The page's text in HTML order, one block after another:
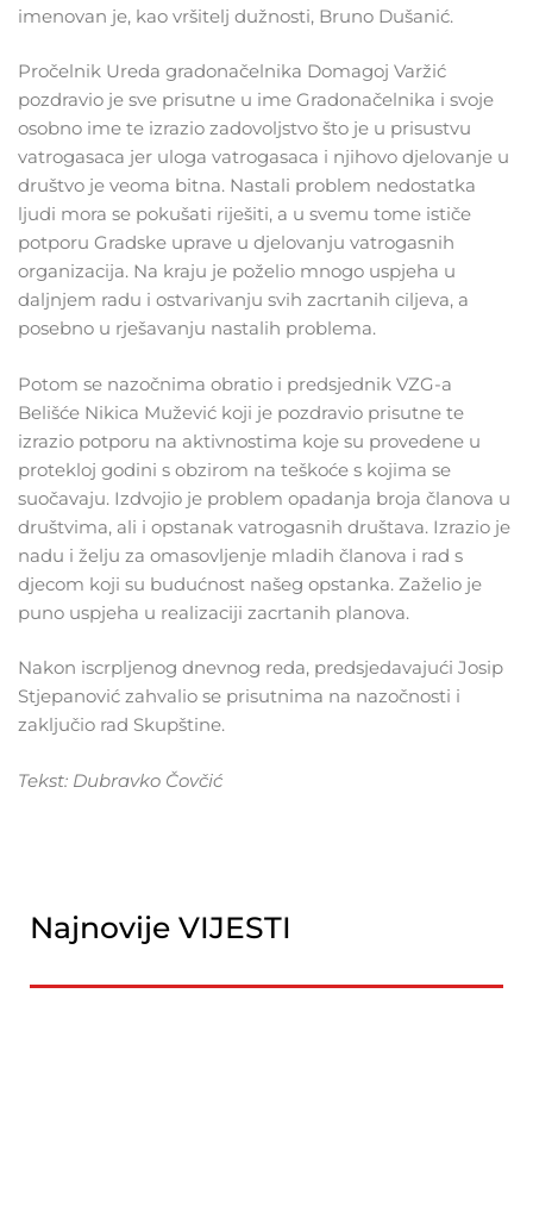
imenovan je, kao vršitelj dužnosti, Bruno Dušanić.
Pročelnik Ureda gradonačelnika Domagoj Varžić
pozdravio je sve prisutne u ime Gradonačelnika i svoje
osobno ime te izrazio zadovoljstvo što je u prisustvu
vatrogasaca jer uloga vatrogasaca i njihovo djelovanje u
društvo je veoma bitna. Nastali problem nedostatka
ljudi mora se pokušati riješiti, a u svemu tome ističe
potporu Gradske uprave u djelovanju vatrogasnih
organizacija. Na kraju je poželio mnogo uspjeha u
daljnjem radu i ostvarivanju svih zacrtanih ciljeva, a
posebno u rješavanju nastalih problema.
Potom se nazočnima obratio i predsjednik VZG-a
Belišće Nikica Mužević koji je pozdravio prisutne te
izrazio potporu na aktivnostima koje su provedene u
protekloj godini s obzirom na teškoće s kojima se
suočavaju. Izdvojio je problem opadanja broja članova u
društvima, ali i opstanak vatrogasnih društava. Izrazio je
nadu i želju za omasovljenje mladih članova i rad s
djecom koji su budućnost našeg opstanka. Zaželio je
puno uspjeha u realizaciji zacrtanih planova.
Nakon iscrpljenog dnevnog reda, predsjedavajući Josip
Stjepanović zahvalio se prisutnima na nazočnosti i
zaključio rad Skupštine.
Tekst: Dubravko Čovčić
Najnovije VIJESTI